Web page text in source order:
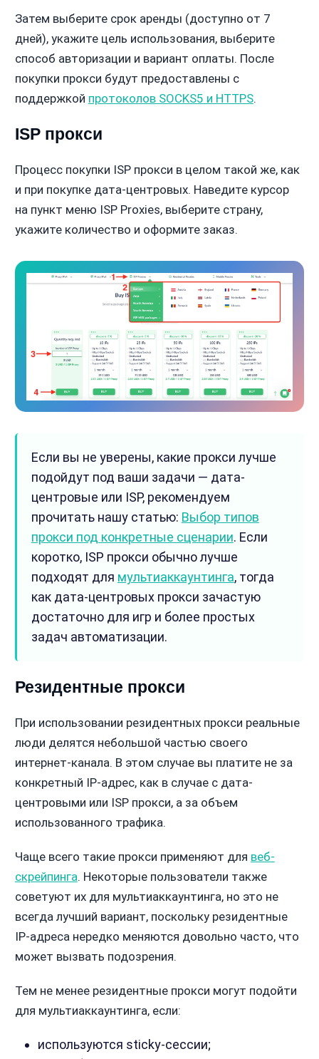
Затем выберите срок аренды (доступно от 7
дней), укажите цель использования, выберите
способ авторизации и вариант оплаты. После
покупки прокси будут предоставлены с
поддержкой протоколов SOCKS5 и HTTPS.
ISP прокси
Процесс покупки ISP прокси в целом такой же, как
и при покупке дата-центровых. Наведите курсор
на пункт меню ISP Proxies, выберите страну,
укажите количество и оформите заказ.
Если вы не уверены, какие прокси лучше
подойдут под ваши задачи — дата-
центровые или ISP, рекомендуем
прочитать нашу статью: Выбор типов
прокси под конкретные сценарии. Если
коротко, ISP прокси обычно лучше
подходят для мультиаккаунтинга, тогда
как дата-центровых прокси зачастую
достаточно для игр и более простых
задач автоматизации.
Резидентные прокси
При использовании резидентных прокси реальные
люди делятся небольшой частью своего
интернет-канала. В этом случае вы платите не за
конкретный IP-адрес, как в случае с дата-
центровыми или ISP прокси, а за объем
использованного трафика.
Чаще всего такие прокси применяют для веб-
скрейпинга. Некоторые пользователи также
советуют их для мультиаккаунтинга, но это не
всегда лучший вариант, поскольку резидентные
IP-адреса нередко меняются довольно часто, что
может вызвать подозрения.
Тем не менее резидентные прокси могут подойти
для мультиаккаунтинга, если:
используются sticky-сессии;